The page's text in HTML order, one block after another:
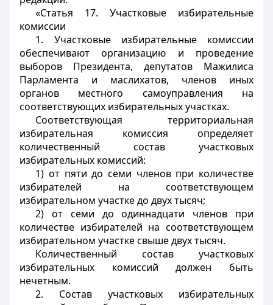
«Статья 17. Участковые избирательные
комиссии
1. Участковые избирательные комиссии
обеспечивают организацию и проведение
выборов Президента, депутатов Мажилиса
Парламента и маслихатов, членов иных
органов местного самоуправления на
соответствующих избирательных участках.
Соответствующая территориальная
избирательная комиссия определяет
количественный состав участковых
избирательных комиссий:
1) от пяти до семи членов при количестве
избирателей на соответствующем
избирательном участке до двух тысяч;
2) от семи до одиннадцати членов при
количестве избирателей на соответствующем
избирательном участке свыше двух тысяч.
Количественный состав участковых
избирательных комиссий должен быть
нечетным.
2. Состав участковых избирательных